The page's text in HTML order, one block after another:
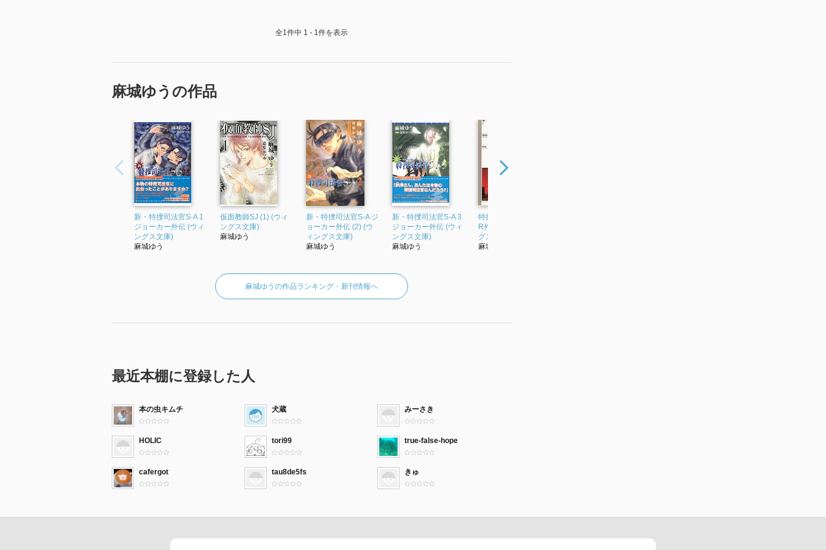
全1件中 1 - 1件を表示
麻城ゆうの作品
新・特捜司法官S-A 1
ジョーカー外伝 (ウィ
ングス文庫)
麻城ゆう
仮面教師SJ (1) (ウィ
ングス文庫)
麻城ゆう
新・特捜司法官S‐A ジ
ョーカー外伝 (2) (ウ
ィングス文庫)
麻城ゆう
新・特捜司法官S-A 3
ジョーカー外伝 (ウィ
ングス文庫)
麻城ゆう
特捜司法官S‐A JOKE
R外伝 (Part1) (ウィン
グス・ノヴェルス)
麻城ゆう
麻城ゆうの作品ランキング・新刊情報へ
最近本棚に登録した人
本の虫キムチ 犬蔵 みーさき
HOLIC tori99 true-false-hope
cafergot tau8de5fs きゅ